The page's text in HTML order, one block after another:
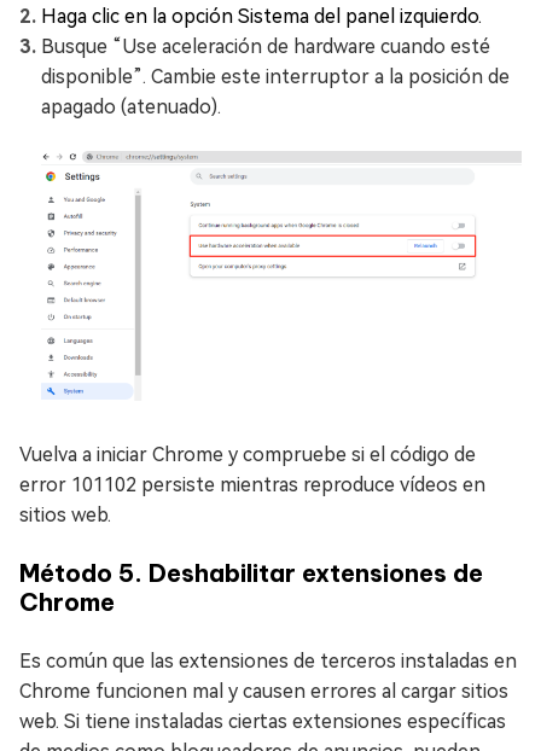
Haga clic en la opción Sistema del panel izquierdo.
Busque “Use aceleración de hardware cuando esté
disponible”. Cambie este interruptor a la posición de
apagado (atenuado).
Vuelva a iniciar Chrome y compruebe si el código de
error 101102 persiste mientras reproduce vídeos en
sitios web.
Método 5. Deshabilitar extensiones de
Chrome
Es común que las extensiones de terceros instaladas en
Chrome funcionen mal y causen errores al cargar sitios
web. Si tiene instaladas ciertas extensiones específicas